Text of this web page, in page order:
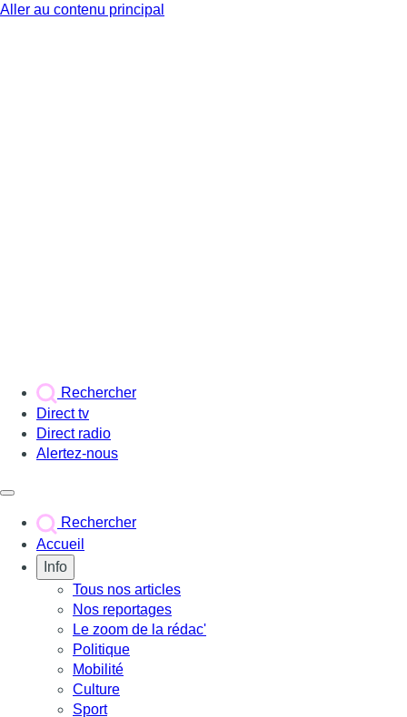
Aller au contenu principal
Rechercher
Direct tv
Direct radio
Alertez-nous
Rechercher
Accueil
Info
Tous nos articles
Nos reportages
Le zoom de la rédac'
Politique
Mobilité
Culture
Sport